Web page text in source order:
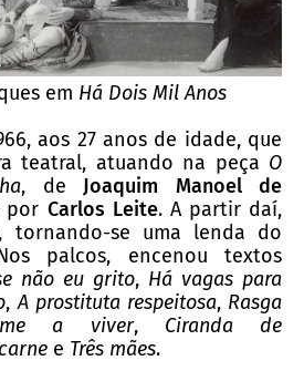
em Há Dois Mil Anos
aos 27 anos de idade, que
teatral, atuando na peça O
, de Joaquim Manoel de
por Carlos Leite. A partir daí,
tornando-se uma lenda do
palcos, encenou textos
não eu grito, Há vagas para
, A prostituta respeitosa, Rasga
me a viver,
Ciranda de
e Três mães.